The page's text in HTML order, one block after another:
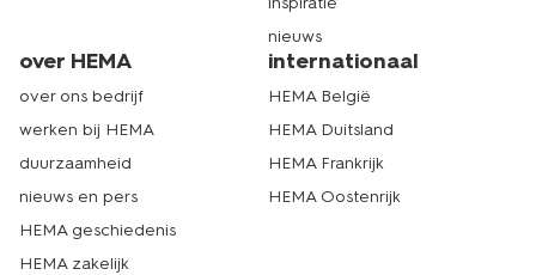
nieuws
over HEMA
over ons bedrijf
werken bij HEMA
duurzaamheid
nieuws en pers
HEMA geschiedenis
HEMA zakelijk
internationaal
HEMA België
HEMA Duitsland
HEMA Frankrijk
HEMA Oostenrijk